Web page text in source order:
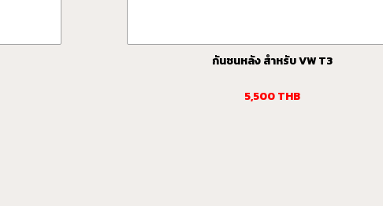
กันชนหลัง สำหรับ VW T3
5,500THB